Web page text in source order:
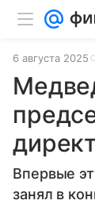
6 августа 2025
Впервые
занял в